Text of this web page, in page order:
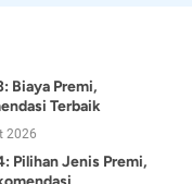
Biaya Premi,
Terbaik
2026
Pilihan Jenis Premi,